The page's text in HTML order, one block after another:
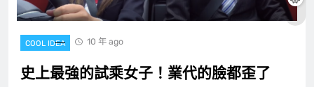
COOL IDEA 10 年 ago
史上最強的試乘女子！業代的臉都歪了